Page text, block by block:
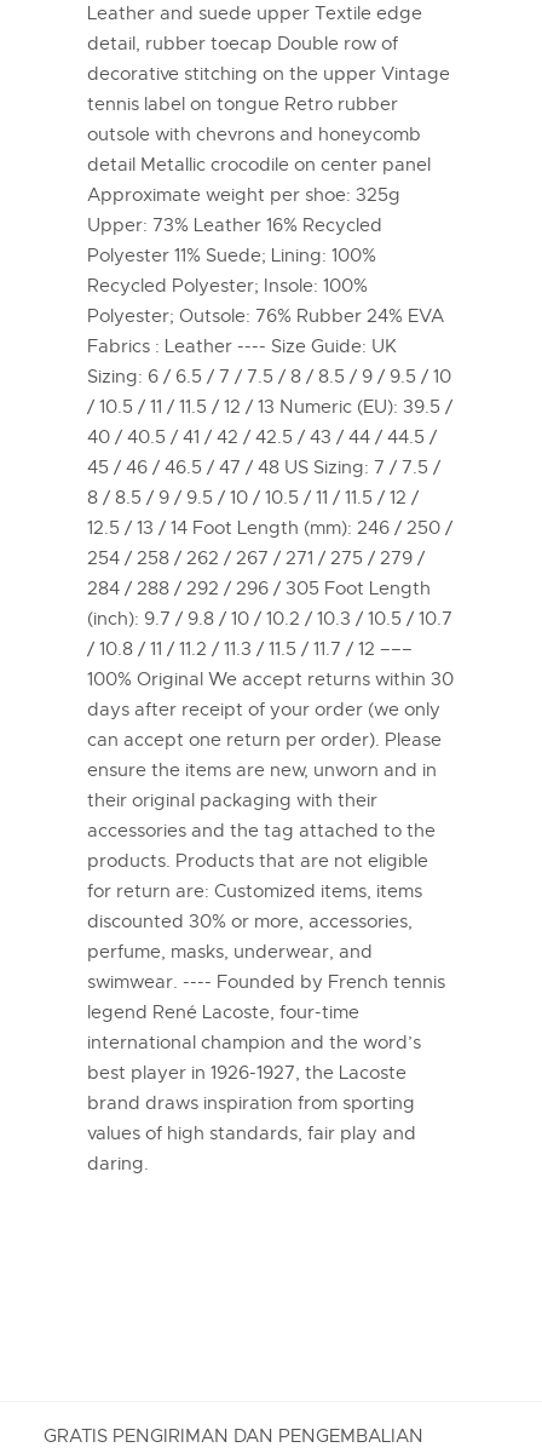
Leather and suede upper Textile edge
detail, rubber toecap Double row of
decorative stitching on the upper Vintage
tennis label on tongue Retro rubber
outsole with chevrons and honeycomb
detail Metallic crocodile on center panel
Approximate weight per shoe: 325g
Upper: 73% Leather 16% Recycled
Polyester 11% Suede; Lining: 100%
Recycled Polyester; Insole: 100%
Polyester; Outsole: 76% Rubber 24% EVA
Fabrics : Leather ---- Size Guide: UK
Sizing: 6 / 6.5 / 7 / 7.5 / 8 / 8.5 / 9 / 9.5 / 10
/ 10.5 / 11 / 11.5 / 12 / 13 Numeric (EU): 39.5 /
40 / 40.5 / 41 / 42 / 42.5 / 43 / 44 / 44.5 /
45 / 46 / 46.5 / 47 / 48 US Sizing: 7 / 7.5 /
8 / 8.5 / 9 / 9.5 / 10 / 10.5 / 11 / 11.5 / 12 /
12.5 / 13 / 14 Foot Length (mm): 246 / 250 /
254 / 258 / 262 / 267 / 271 / 275 / 279 /
284 / 288 / 292 / 296 / 305 Foot Length
(inch): 9.7 / 9.8 / 10 / 10.2 / 10.3 / 10.5 / 10.7
/ 10.8 / 11 / 11.2 / 11.3 / 11.5 / 11.7 / 12 –––
100% Original We accept returns within 30
days after receipt of your order (we only
can accept one return per order). Please
ensure the items are new, unworn and in
their original packaging with their
accessories and the tag attached to the
products. Products that are not eligible
for return are: Customized items, items
discounted 30% or more, accessories,
perfume, masks, underwear, and
swimwear. ---- Founded by French tennis
legend René Lacoste, four-time
international champion and the word’s
best player in 1926-1927, the Lacoste
brand draws inspiration from sporting
values of high standards, fair play and
daring.
GRATIS PENGIRIMAN DAN PENGEMBALIAN